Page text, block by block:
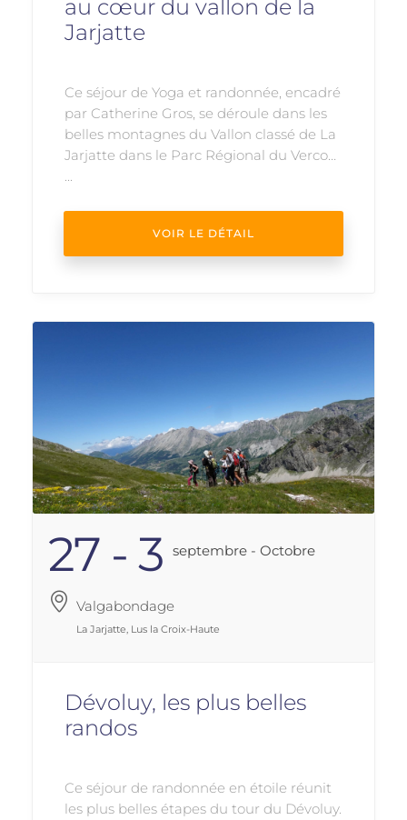
au cœur du vallon de la
Jarjatte
Ce séjour de Yoga et randonnée, encadré
par Catherine Gros, se déroule dans les
belles montagnes du Vallon classé de La
Jarjatte dans le Parc Régional du Vercors
VOIR LE DÉTAIL
27- 3 Septembre- Octobre
Valgabondage
La Jarjatte, Lus la Croix-Haute
Dévoluy, les plus belles
randos
Ce séjour de randonnée en étoile réunit
les plus belles étapes du tour du Dévoluy.